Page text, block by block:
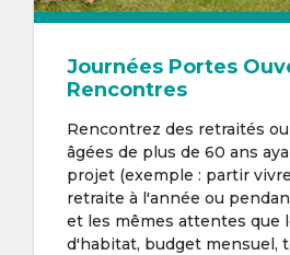
Journées Portes
Rencontres
Rencontrez des retraités
âgées de plus de 60 ans
projet (exemple : partir
retraite à l'année ou
et les mêmes attentes que
d'habitat, budget mensuel,